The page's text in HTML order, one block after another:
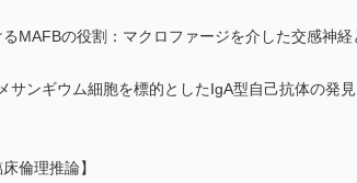
MAFBの役割：マクロファージを介した交感神経
サンギウム細胞を標的としたIgA型自己抗体の発見
倫理推論】